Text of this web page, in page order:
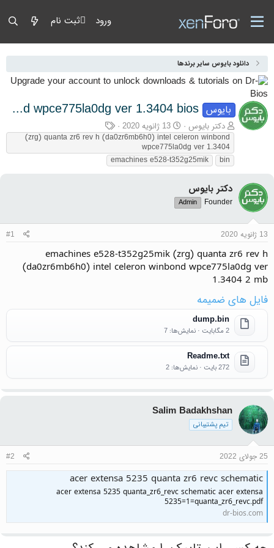
ورود ثبت نام
دانلود بایوس سایر برندها
بایوس emachines e528-t352g25mik (zrg) quanta zr6 rev h (da0zr6mb6h0) intel celeron winbond wpce775la0dg ver 1.3404 bios
آغازگر گفتمان
دکتر بایوس تاریخ شروع
13 ژانویه 2020 برچسب‌ها
(zrg) quanta zr6 rev h (da0zr6mb6h0) intel celeron winbond
wpce775la0dg ver 1.3404
bin
emachines e528-t352g25mik
دکتر بایوس
Founder
Admin
13 ژانویه 2020 #1
emachines e528-t352g25mik (zrg) quanta zr6 rev h
(da0zr6mb6h0) intel celeron winbond wpce775la0dg ver
1.3404 2 mb
فایل های ضمیمه
dump.bin
2 مگابایت · نمایش‌ها: 7
Readme.txt
272 بایت · نمایش‌ها: 2
Salim Badakhshan
تیم پشتیبانی
25 جولای 2022 #2
acer extensa 5235 quanta zr6 revc schematic
acer extensa 5235 quanta_zr6_revc schematic acer extensa
5235=1=quanta_zr6_revc.pdf
dr-bios.com